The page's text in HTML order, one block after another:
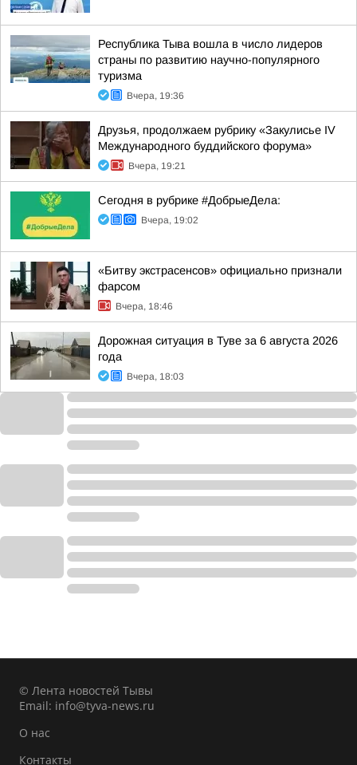
Республика Тыва вошла в число лидеров
страны по развитию научно-популярного
туризма
Вчера, 19:36
Друзья, продолжаем рубрику «Закулисье IV
Международного буддийского форума»
Вчера, 19:21
Сегодня в рубрике #ДобрыеДела:
Вчера, 19:02
«Битву экстрасенсов» официально признали
фарсом
Вчера, 18:46
Дорожная ситуация в Туве за 6 августа 2026
года
Вчера, 18:03
© Лента новостей Тывы
Email: info@tyva-news.ru
О нас
Контакты